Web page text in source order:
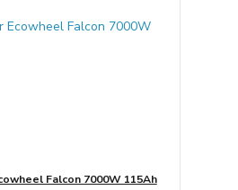
Falcon 7000W 115Ah